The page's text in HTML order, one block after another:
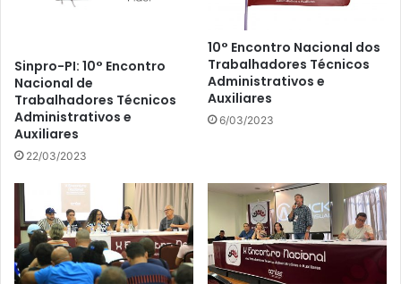
Sinpro-PI: 10° Encontro
Nacional de
Trabalhadores Técnicos
Administrativos e
Auxiliares
22/03/2023
10° Encontro Nacional dos
Trabalhadores Técnicos
Administrativos e
Auxiliares
6/03/2023